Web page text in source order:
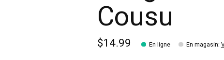
Cousu
$14.99 En ligne En magasin: